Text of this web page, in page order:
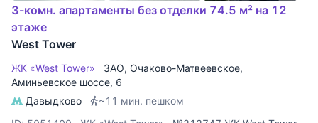
3-комн. апартаменты без отделки 74.5 м² на 12
этаже
West Tower
ЖК «West Tower» ЗАО, Очаково-Матвеевское,
Аминьевское шоссе, 6
Давыдково
~11 мин. пешком